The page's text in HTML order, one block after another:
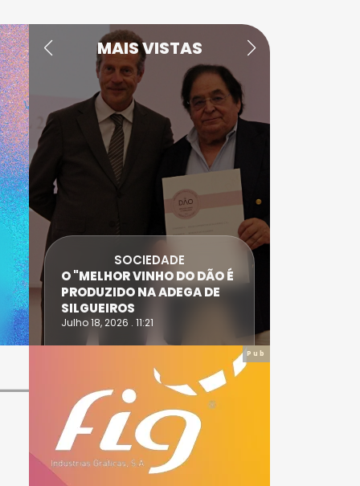
MAIS VISTAS
SOCIEDADE
O "MELHOR VINHO DO DÃO É
PRODUZIDO NA ADEGA DE
SILGUEIROS
Julho 18, 2026 . 11:21
Pub